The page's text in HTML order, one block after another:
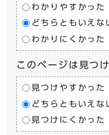
わかりやすかった
どちらともいえな
わかりにくかった
このページは見つ
見つけやすかった
どちらともいえな
見つけにくかった